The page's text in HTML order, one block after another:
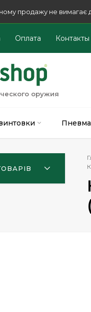
продажу не вимагає
Оплата Контакты
оружия